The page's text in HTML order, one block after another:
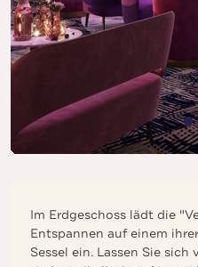
Im Erdgeschoss lädt die
Entspannen auf einem
Sessel ein. Lassen Sie